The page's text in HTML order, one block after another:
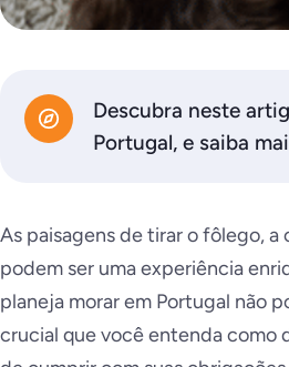
Descubra neste
Portugal, e saiba
As paisagens de tirar o fôlego,
podem ser uma experiência
planeja morar em Portugal não
crucial que você entenda como